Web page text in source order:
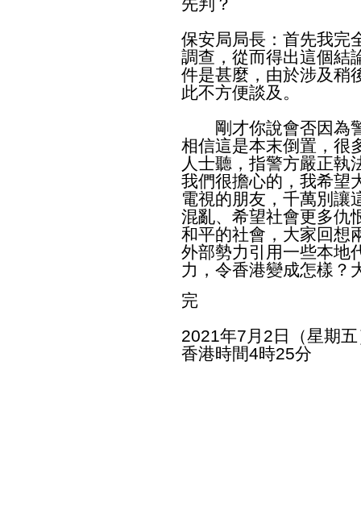
保安局局長：首先我完
調查，從而得出這個結
件是甚麼，由於涉及稍
此不方便談及。
剛才你說會否因為警
相信這是本末倒置，很
人士聽，指警方嚴正執
我們很擔心的，我希望
電視的朋友，千萬別讓
混亂、希望社會更多仇
和平的社會，大家回想
外部勢力引用一些本地
力，令香港變成怎樣？
完
2021年7月2日（星期
香港時間4時25分